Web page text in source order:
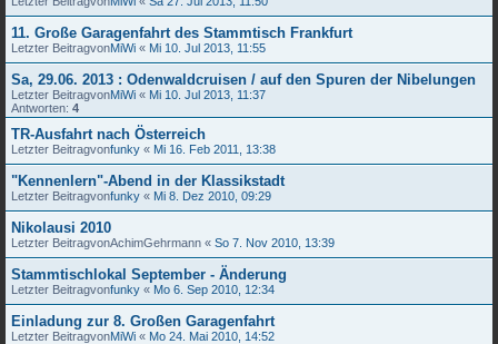
11. Große Garagenfahrt des Stammtisch Frankfurt
Letzter BeitragvonMiWi « Mi 10. Jul 2013, 11:55
Sa, 29.06. 2013 : Odenwaldcruisen / auf den Spuren der Nibelungen
Letzter BeitragvonMiWi « Mi 10. Jul 2013, 11:37
Antworten: 4
TR-Ausfahrt nach Österreich
Letzter Beitragvonfunky « Mi 16. Feb 2011, 13:38
"Kennenlern"-Abend in der Klassikstadt
Letzter Beitragvonfunky « Mi 8. Dez 2010, 09:29
Nikolausi 2010
Letzter BeitragvonAchimGehrmann « So 7. Nov 2010, 13:39
Stammtischlokal September - Änderung
Letzter Beitragvonfunky « Mo 6. Sep 2010, 12:34
Einladung zur 8. Großen Garagenfahrt
Letzter BeitragvonMiWi « Mo 24. Mai 2010, 14:52